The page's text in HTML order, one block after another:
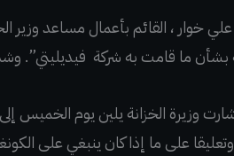
خوار ، القائم بأعمال مساعد وزير
ما قامت به شركة فيديليتي”.
على ما إذا كان ينبغي على